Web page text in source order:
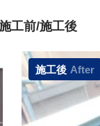
工前/施工後
施工後 After